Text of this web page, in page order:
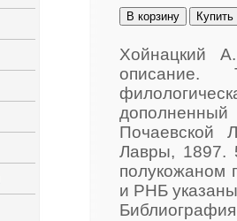
В корзину Купить
Хойнацкий
описание.
Почаевской
Лавры, 1897.
полукожаном
и РНБ